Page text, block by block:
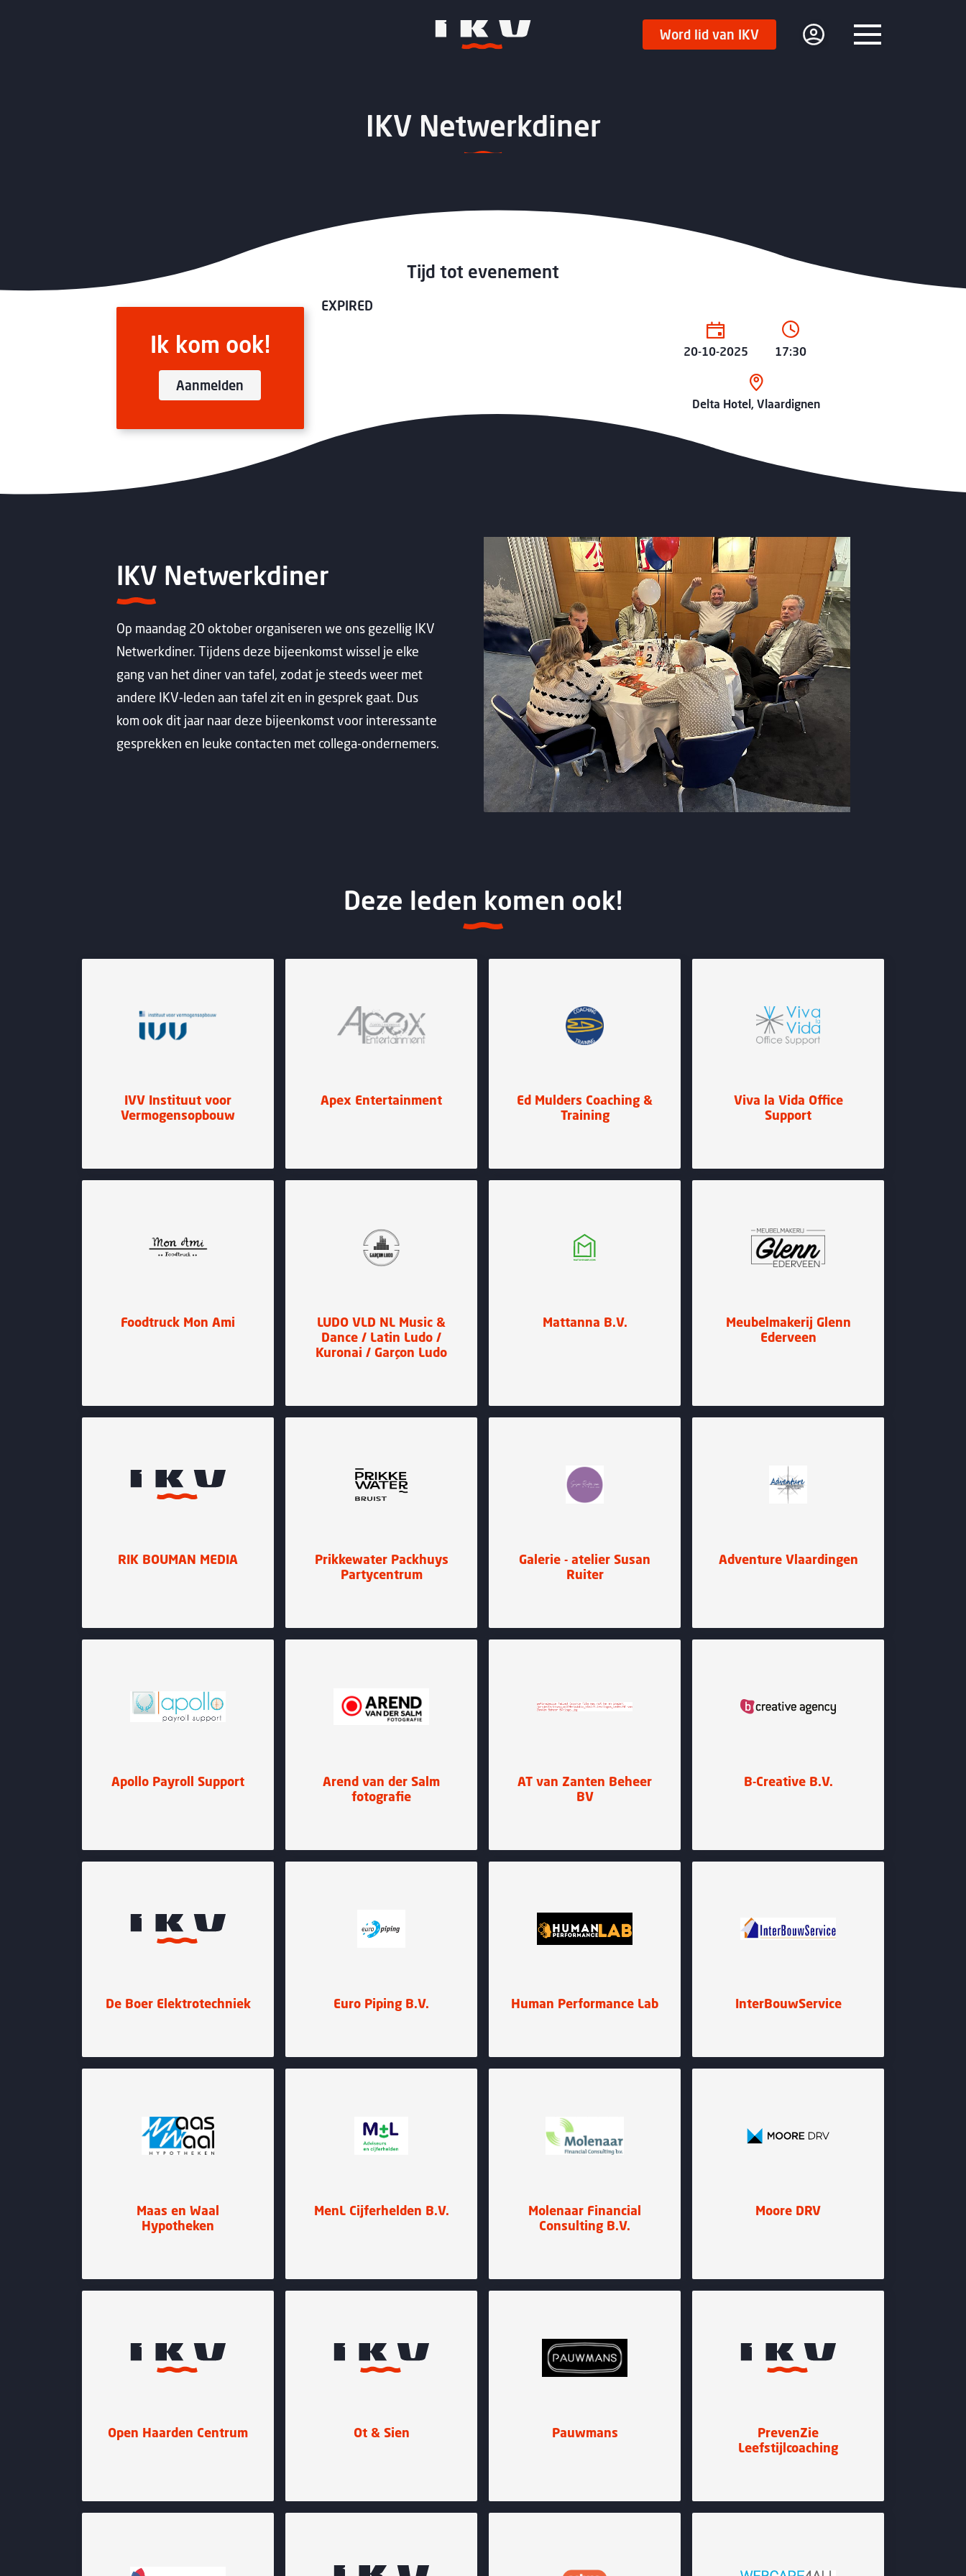
Word lid van IKV
IKV Netwerkdiner
Ik kom ook!
Aanmelden
Tijd tot evenement
EXPIRED
20-10-2025 17:30
Delta Hotel, Vlaardignen
IKV Netwerkdiner
Op maandag 20 oktober organiseren we ons gezellig IKV
Netwerkdiner. Tijdens deze bijeenkomst wissel je elke
gang van het diner van tafel, zodat je steeds weer met
andere IKV-leden aan tafel zit en in gesprek gaat. Dus
kom ook dit jaar naar deze bijeenkomst voor interessante
gesprekken en leuke contacten met collega-ondernemers.
Deze leden komen ook!
IVV Instituut voor
Vermogensopbouw
Apex Entertainment
Ed Mulders Coaching &
Training
Viva la Vida Office
Support
Foodtruck Mon Ami
LUDO VLD NL Music &
Dance / Latin Ludo /
Kuronai / Garçon Ludo
Mattanna B.V.
Meubelmakerij Glenn
Ederveen
RIK BOUMAN MEDIA
Prikkewater Packhuys
Partycentrum
Galerie - atelier Susan
Ruiter
Adventure Vlaardingen
Apollo Payroll Support
Arend van der Salm
fotografie
AT van Zanten Beheer
BV
B-Creative B.V.
De Boer Elektrotechniek Euro Piping B.V. Human Performance Lab InterBouwService
Maas en Waal
Hypotheken
MenL Cijferhelden B.V.
Molenaar Financial
Consulting B.V.
Moore DRV
Open Haarden Centrum Ot & Sien Pauwmans
PrevenZie
Leefstijlcoaching